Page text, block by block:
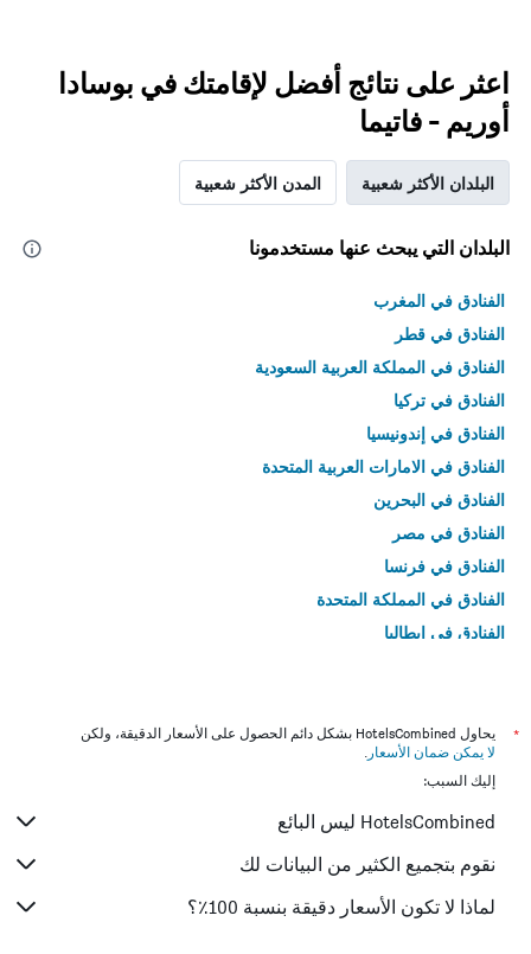
اعثر على نتائج أفضل لإقامتك في بوسادا
أوريم - فاتيما
البلدان الأكثر شعبية المدن الأكثر شعبية
البلدان التي يبحث عنها مستخدمونا
الفنادق في المغرب
الفنادق في قطر
الفنادق في المملكة العربية السعودية
الفنادق في تركيا
الفنادق في إندونيسيا
الفنادق في الامارات العربية المتحدة
الفنادق في البحرين
الفنادق في مصر
الفنادق في فرنسا
الفنادق في المملكة المتحدة
الفنادق في إيطاليا
*
يحاول HotelsCombined بشكل دائم الحصول على الأسعار الدقيقة، ولكن
لا يمكن ضمان الأسعار .
إليك السبب:
HotelsCombined ليس البائع
نقوم بتجميع الكثير من البيانات لك
لماذا لا تكون الأسعار دقيقة بنسبة 100٪؟